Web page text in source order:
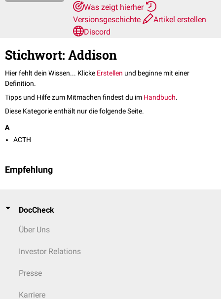
Was zeigt hierher
Versionsgeschichte
Artikel erstellen
Discord
Stichwort: Addison
Hier fehlt dein Wissen... Klicke Erstellen und beginne mit einer
Definition.
Tipps und Hilfe zum Mitmachen findest du im Handbuch.
Diese Kategorie enthält nur die folgende Seite.
A
ACTH
Empfehlung
DocCheck
Über Uns
Investor Relations
Presse
Karriere